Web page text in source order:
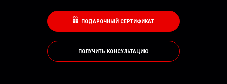
ПОДАРОЧНЫЙ СЕРТИФИКАТ
ПОЛУЧИТЬ КОНСУЛЬТАЦИЮ